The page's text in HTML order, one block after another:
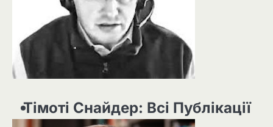
Тімоті Снайдер: Всі Публікації